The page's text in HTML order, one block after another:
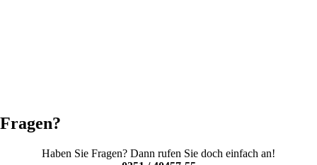
Fragen?
Haben Sie Fragen? Dann rufen Sie doch einfach an!